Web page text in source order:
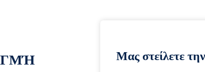
Μας στείλετε